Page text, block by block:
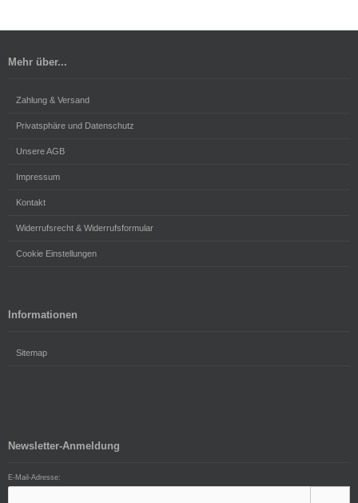
Mehr über...
Zahlung & Versand
Privatsphäre und Datenschutz
Unsere AGB
Impressum
Kontakt
Widerrufsrecht & Widerrufsformular
Cookie Einstellungen
Informationen
Sitemap
Newsletter-Anmeldung
E-Mail-Adresse: